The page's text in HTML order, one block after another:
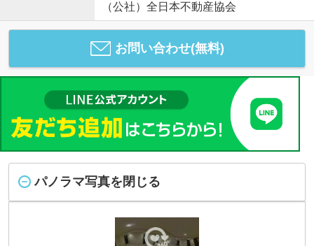
（公社）全日本不動産協会
お問い合わせ(無料)
パノラマ写真を閉じる